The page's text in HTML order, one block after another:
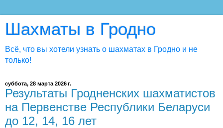
Шахматы в Гродно
Всё, что вы хотели узнать о шахматах в Гродно и не
только!
суббота, 28 марта 2026 г.
Результаты Гродненских шахматистов
на Первенстве Республики Беларуси
до 12, 14, 16 лет